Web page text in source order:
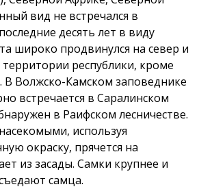
вид не встречался в
десять лет в виду
широко продвинулся на север и
республики, кроме
В Волжско-Камском заповеднике
встречается в Саралинском
в Раифском лесничестве.
используя
окраску, прячется на
из засады. Самки крупнее и
самца.